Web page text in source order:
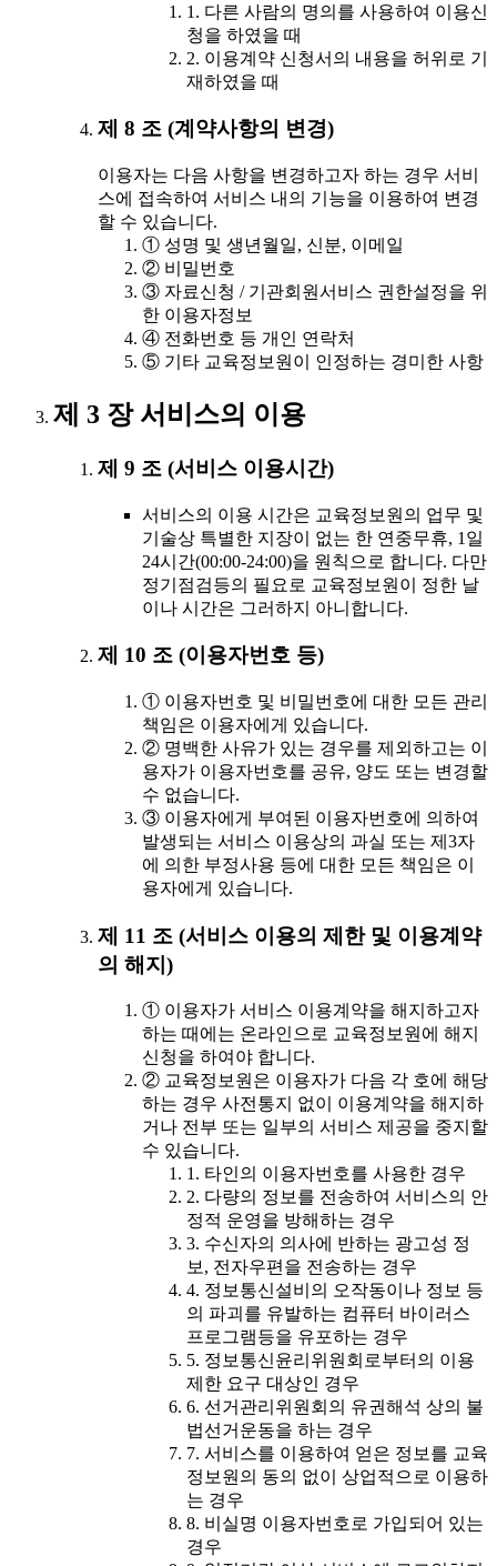
1. 다른 사람의 명의를 사용하여 이용신
청을 하였을 때
2. 이용계약 신청서의 내용을 허위로 기
재하였을 때
제 8 조 (계약사항의 변경)
이용자는 다음 사항을 변경하고자 하는 경우 서비
스에 접속하여 서비스 내의 기능을 이용하여 변경
할 수 있습니다.
① 성명 및 생년월일, 신분, 이메일
② 비밀번호
③ 자료신청 / 기관회원서비스 권한설정을 위
한 이용자정보
④ 전화번호 등 개인 연락처
⑤ 기타 교육정보원이 인정하는 경미한 사항
제 3 장 서비스의 이용
제 9 조 (서비스 이용시간)
서비스의 이용 시간은 교육정보원의 업무 및
기술상 특별한 지장이 없는 한 연중무휴, 1일
24시간(00:00-24:00)을 원칙으로 합니다. 다만
정기점검등의 필요로 교육정보원이 정한 날
이나 시간은 그러하지 아니합니다.
제 10 조 (이용자번호 등)
① 이용자번호 및 비밀번호에 대한 모든 관리
책임은 이용자에게 있습니다.
② 명백한 사유가 있는 경우를 제외하고는 이
용자가 이용자번호를 공유, 양도 또는 변경할
수 없습니다.
③ 이용자에게 부여된 이용자번호에 의하여
발생되는 서비스 이용상의 과실 또는 제3자
에 의한 부정사용 등에 대한 모든 책임은 이
용자에게 있습니다.
제 11 조 (서비스 이용의 제한 및 이용계약
의 해지)
① 이용자가 서비스 이용계약을 해지하고자
하는 때에는 온라인으로 교육정보원에 해지
신청을 하여야 합니다.
② 교육정보원은 이용자가 다음 각 호에 해당
하는 경우 사전통지 없이 이용계약을 해지하
거나 전부 또는 일부의 서비스 제공을 중지할
수 있습니다.
1. 타인의 이용자번호를 사용한 경우
2. 다량의 정보를 전송하여 서비스의 안
정적 운영을 방해하는 경우
3. 수신자의 의사에 반하는 광고성 정
보, 전자우편을 전송하는 경우
4. 정보통신설비의 오작동이나 정보 등
의 파괴를 유발하는 컴퓨터 바이러스
프로그램등을 유포하는 경우
5. 정보통신윤리위원회로부터의 이용
제한 요구 대상인 경우
6. 선거관리위원회의 유권해석 상의 불
법선거운동을 하는 경우
7. 서비스를 이용하여 얻은 정보를 교육
정보원의 동의 없이 상업적으로 이용하
는 경우
8. 비실명 이용자번호로 가입되어 있는
경우